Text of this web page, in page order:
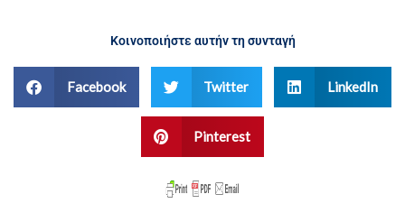
Κοινοποιήστε αυτήν τη συνταγή
Facebook Twitter LinkedIn
Pinterest